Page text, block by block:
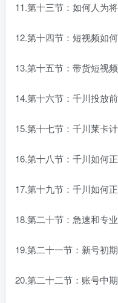
11.第十三节：如何人为
12.第十四节：短视频如
13.第十五节：带货短视
14.第十六节：千川投放
15.第十七节：千川莱卡
16.第十八节：千川如何
17.第十九节：千川如何
18.第二十节：急速和专
19.第二十一节：新号初
20.第二十二节：账号中